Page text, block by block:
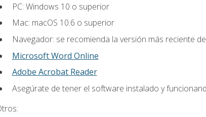
PC: Windows 10 o superior
Mac: macOS 10.6 o superior
Navegador: se recomienda la versión más reciente
Microsoft Word Online
Adobe Acrobat Reader
Asegúrate de tener el software instalado y